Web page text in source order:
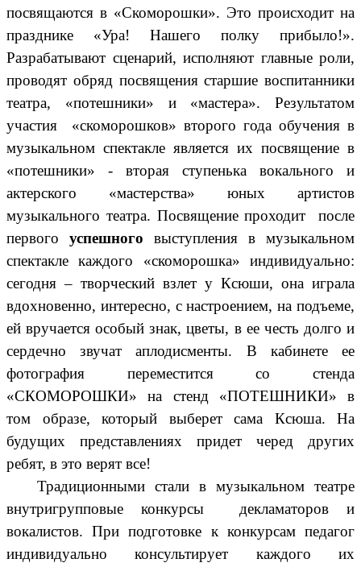
посвящаются в «Скоморошки». Это происходит на
празднике «Ура! Нашего полку прибыло!».
Разрабатывают сценарий, исполняют главные роли,
проводят обряд посвящения старшие воспитанники
театра, «потешники» и «мастера». Результатом
участия «скоморошков» второго года обучения в
музыкальном спектакле является их посвящение в
«потешники» - вторая ступенька вокального и
актерского «мастерства» юных артистов
музыкального театра. Посвящение проходит после
первого успешного выступления в музыкальном
спектакле каждого «скоморошка» индивидуально:
сегодня – творческий взлет у Ксюши, она играла
вдохновенно, интересно, с настроением, на подъеме,
ей вручается особый знак, цветы, в ее честь долго и
сердечно звучат аплодисменты. В кабинете ее
фотография переместится со стенда
«СКОМОРОШКИ» на стенд «ПОТЕШНИКИ» в
том образе, который выберет сама Ксюша. На
будущих представлениях придет черед других
ребят, в это верят все!
Традиционными стали в музыкальном театре
внутригрупповые конкурсы декламаторов и
вокалистов. При подготовке к конкурсам педагог
индивидуально консультирует каждого их